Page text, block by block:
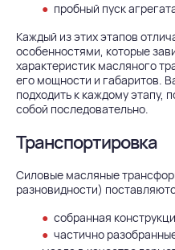
пробный пуск
Каждый из этих этапов
особенностями, которые
характеристик масляного
его мощности и габаритов.
подходить к каждому этапу,
собой последовательно.
Транспортировка
Силовые масляные
разновидности)
собранная
частично